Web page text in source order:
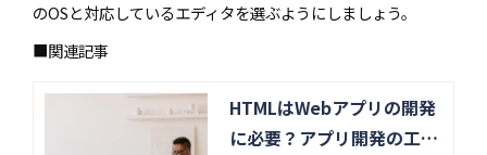
のOSと対応しているエディタを選ぶようにしましょう。
■関連記事
HTMLはWebアプリの開発
に必要？アプリ開発の工程